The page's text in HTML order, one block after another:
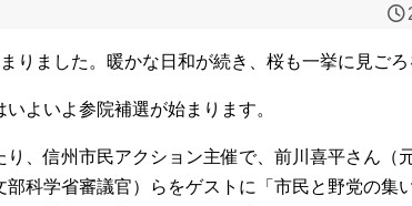
りました。暖かな日和が続き、桜も一挙に見ごろ
いよいよ参院補選が始まります。
り、信州市民アクション主催で、前川喜平さん（
部科学省審議官）らをゲストに「市民と野党の集